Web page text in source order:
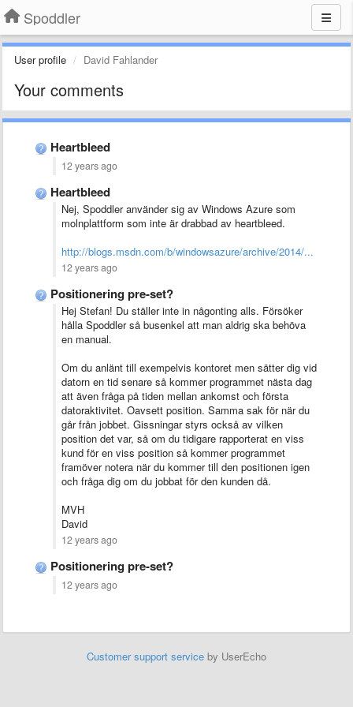
Spoddler
User profile David Fahlander
Your comments
Heartbleed
12 years ago
Heartbleed
Nej, Spoddler använder sig av Windows Azure som
molnplattform som inte är drabbad av heartbleed.
http://blogs.msdn.com/b/windowsazure/archive/2014/...
12 years ago
Positionering pre-set?
Hej Stefan! Du ställer inte in någonting alls. Försöker
hålla Spoddler så busenkel att man aldrig ska behöva
en manual.
Om du anlänt till exempelvis kontoret men sätter dig vid
datorn en tid senare så kommer programmet nästa dag
att även fråga på tiden mellan ankomst och första
datoraktivitet. Oavsett position. Samma sak för när du
går från jobbet. Gissningar styrs också av vilken
position det var, så om du tidigare rapporterat en viss
kund för en viss position så kommer programmet
framöver notera när du kommer till den positionen igen
och fråga dig om du jobbat för den kunden då.
MVH
David
12 years ago
Positionering pre-set?
12 years ago
Customer support service by UserEcho